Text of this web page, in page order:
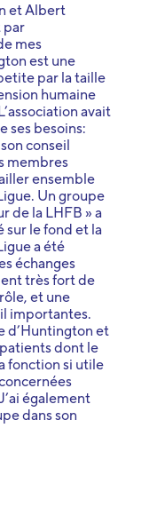
et Albert
par
mes
est une
par la taille
humaine
avait
ses besoins:
conseil
membres
ensemble
Un groupe
de la LHFB » a
sur le fond et la
a été
échanges
très fort de
et une
importantes.
d’Huntington et
dont le
fonction si utile
également
dans son